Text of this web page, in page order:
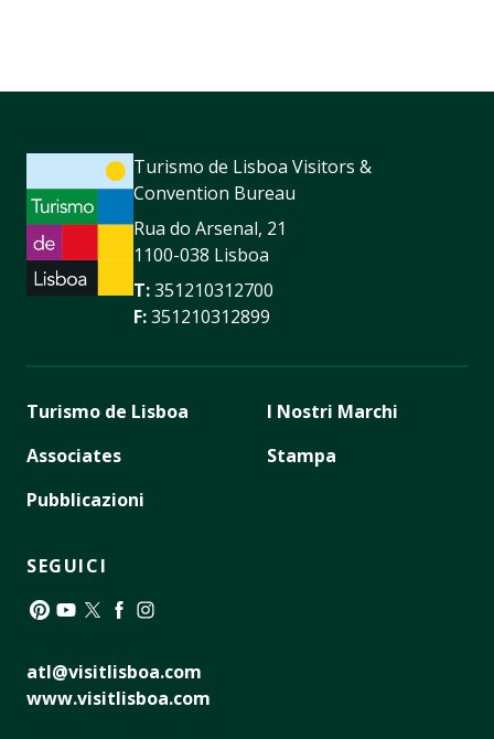
Turismo de Lisboa Visitors &
Convention Bureau
Rua do Arsenal, 21
1100-038 Lisboa
T:351210312700
F:351210312899
Turismo de Lisboa
Associates
Pubblicazioni
I Nostri Marchi
Stampa
SEGUICI
atl@visitlisboa.com
www.visitlisboa.com